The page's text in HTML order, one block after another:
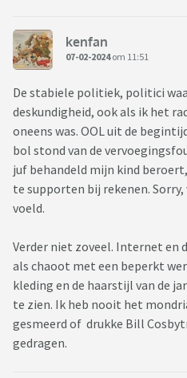
kenfan
07-02-2024om 11:51
De stabiele politiek, politici
deskundigheid, ook als ik het
oneens was. OOL uit de
bol stond van de
juf behandeld mijn kind
te supporten bij rekenen.
voeld.
Verder niet zoveel. Internet en
als chaoot met een beperkt
kleding en de haarstijl van de
te zien. Ik heb nooit het
gesmeerd of drukke Bill
gedragen.